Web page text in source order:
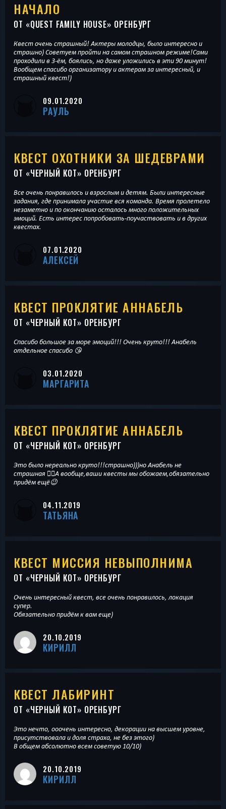
НАЧАЛО
ОТ «QUEST FAMILY HOUSE» ОРЕНБУРГ
Квест очень страшный! Актеры молодцы, было интересно и
страшно) Советуем пройти на самом страшном режиме!Сами
проходили в 3-ём, боялись, но даже уложились в эти 90 минут!
Вообщем спасибо организатору и актерам за интересный, и
страшный квест!)
09.01.2020
РАУЛЬ
КВЕСТ ОХОТНИКИ ЗА ШЕДЕВРАМИ
ОТ «ЧЕРНЫЙ КОТ» ОРЕНБУРГ
Все очень понравилось и взрослым и детям. Были интересные
задания, где принимала участие вся команда. Время пролетело
незаметно и по окончанию осталось много положительных
эмоций. Есть интерес попробовать-поучаствовать и в других
квестах.
07.01.2020
АЛЕКСЕЙ
КВЕСТ ПРОКЛЯТИЕ АННАБЕЛЬ
ОТ «ЧЕРНЫЙ КОТ» ОРЕНБУРГ
Спасибо большое за море эмоций!!! Очень круто!!! Анабель
отдельное спасибо 😘
03.01.2020
МАРГАРИТА
КВЕСТ ПРОКЛЯТИЕ АННАБЕЛЬ
ОТ «ЧЕРНЫЙ КОТ» ОРЕНБУРГ
Это было нереально круто!!!страшно)))но Анабель не
страшная 🤷‍♀️А вообще,ваши квесты мы обожаем,обязательно
придём ещё😉
04.11.2019
ТАТЬЯНА
КВЕСТ МИССИЯ НЕВЫПОЛНИМА
ОТ «ЧЕРНЫЙ КОТ» ОРЕНБУРГ
Очень интересный квест, все очень понравилось, локация
супер.
Обязательно придём к вам еще)
20.10.2019
КИРИЛЛ
КВЕСТ ЛАБИРИНТ
ОТ «ЧЕРНЫЙ КОТ» ОРЕНБУРГ
Это нечто, ооочень интересно, декорации на высшем уровне,
присутствовала и доля страха, не без этого)
В общем абсолютно всем советую 10/10)
20.10.2019
КИРИЛЛ